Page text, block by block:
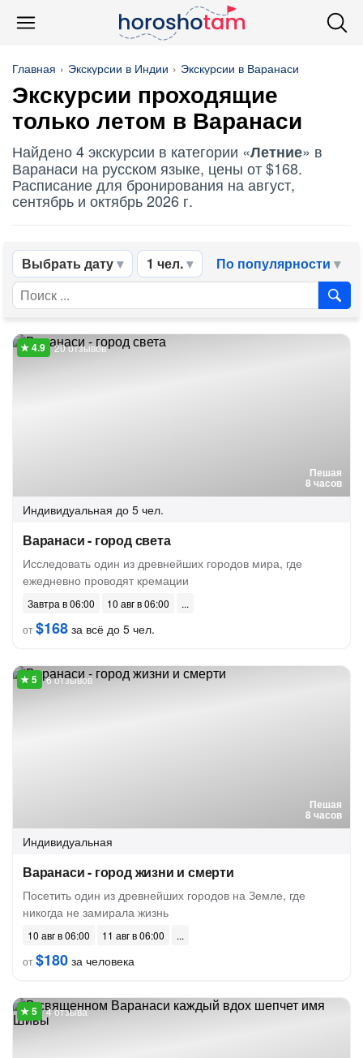
Главная Экскурсии в Индии Экскурсии в Варанаси
Экскурсии проходящие
только летом в Варанаси
Найдено 4 экскурсии в категории «Летние» в
Варанаси на русском языке, цены от $168.
Расписание для бронирования на август,
сентябрь и октябрь 2026 г.
Выбрать дату 1 чел. По популярности
Пешая
8 часов
20 отзывов
Индивидуальная до 5 чел.
Варанаси - город света
Исследовать один из древнейших городов мира, где
ежедневно проводят кремации
Завтра в 06:00
10 авг в 06:00
от$168 за всё до 5 чел.
Пешая
8 часов
6 отзывов
Индивидуальная
Варанаси - город жизни и смерти
Посетить один из древнейших городов на Земле, где
никогда не замирала жизнь
10 авг в 06:00
11 авг в 06:00
от$180 за человека
4 отзыва